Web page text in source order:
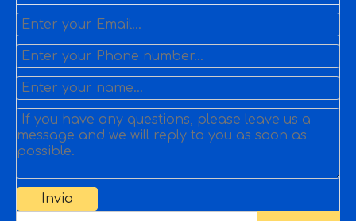
Invia